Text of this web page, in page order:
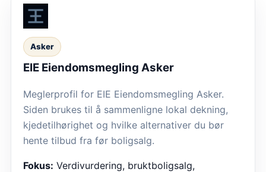
Asker
EIE Eiendomsmegling Asker
Meglerprofil for EIE Eiendomsmegling Asker.
Siden brukes til å sammenligne lokal dekning,
kjedetilhørighet og hvilke alternativer du bør
hente tilbud fra før boligsalg.
Fokus: Verdivurdering, bruktboligsalg,